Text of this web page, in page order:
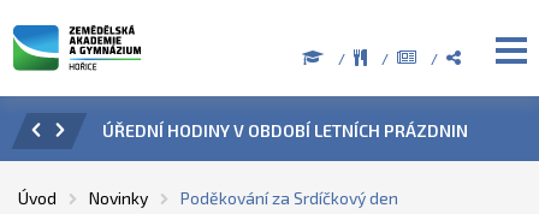
ÚŘEDNÍ HODINY V OBDOBÍ LETNÍCH PRÁZDNIN
Úvod Novinky Poděkování za Srdíčkový den